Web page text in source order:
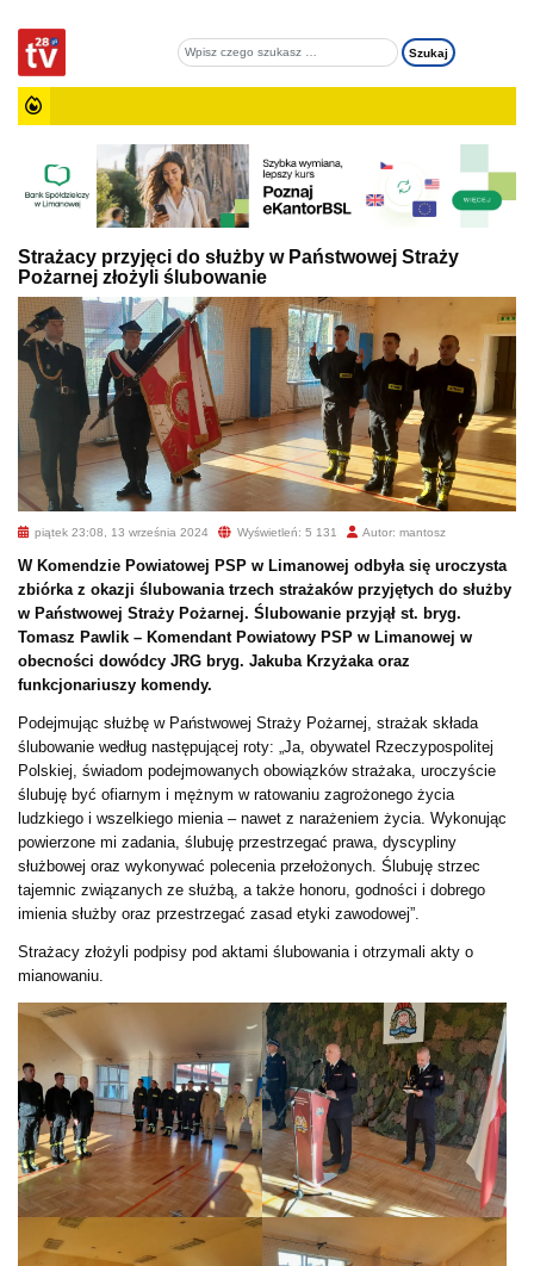
Strażacy przyjęci do służby w Państwowej Straży
Pożarnej złożyli ślubowanie
piątek 23:08, 13 września 2024 Wyświetleń: 5 131 Autor: mantosz
W Komendzie Powiatowej PSP w Limanowej odbyła się uroczysta
zbiórka z okazji ślubowania trzech strażaków przyjętych do służby
w Państwowej Straży Pożarnej. Ślubowanie przyjął st. bryg.
Tomasz Pawlik – Komendant Powiatowy PSP w Limanowej w
obecności dowódcy JRG bryg. Jakuba Krzyżaka oraz
funkcjonariuszy komendy.
Podejmując służbę w Państwowej Straży Pożarnej, strażak składa
ślubowanie według następującej roty: „Ja, obywatel Rzeczypospolitej
Polskiej, świadom podejmowanych obowiązków strażaka, uroczyście
ślubuję być ofiarnym i mężnym w ratowaniu zagrożonego życia
ludzkiego i wszelkiego mienia – nawet z narażeniem życia. Wykonując
powierzone mi zadania, ślubuję przestrzegać prawa, dyscypliny
służbowej oraz wykonywać polecenia przełożonych. Ślubuję strzec
tajemnic związanych ze służbą, a także honoru, godności i dobrego
imienia służby oraz przestrzegać zasad etyki zawodowej”.
Strażacy złożyli podpisy pod aktami ślubowania i otrzymali akty o
mianowaniu.